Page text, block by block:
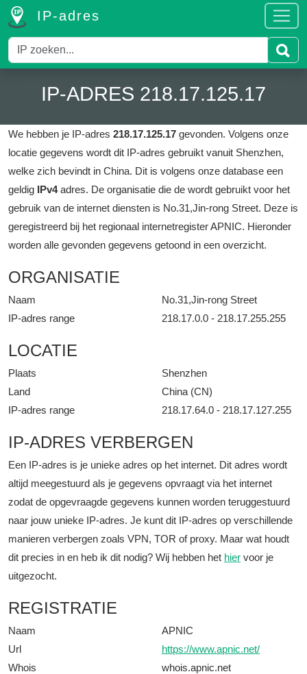
IP-adres
IP-ADRES 218.17.125.17
We hebben je IP-adres 218.17.125.17 gevonden. Volgens onze
locatie gegevens wordt dit IP-adres gebruikt vanuit Shenzhen,
welke zich bevindt in China. Dit is volgens onze database een
geldig IPv4adres. De organisatie die de wordt gebruikt voor het
gebruik van de internet diensten is No.31,Jin-rong Street. Deze is
geregistreerd bij het regionaal internetregister APNIC. Hieronder
worden alle gevonden gegevens getoond in een overzicht.
ORGANISATIE
Naam
No.31,Jin-rong Street
IP-adres range
218.17.0.0 - 218.17.255.255
LOCATIE
Plaats
Shenzhen
Land
China (CN)
IP-adres range
218.17.64.0 - 218.17.127.255
IP-ADRES VERBERGEN
Een IP-adres is je unieke adres op het internet. Dit adres wordt
altijd meegestuurd als je gegevens opvraagt via het internet
zodat de opgevraagde gegevens kunnen worden teruggestuurd
naar jouw unieke IP-adres. Je kunt dit IP-adres op verschillende
manieren verbergen zoals VPN, TOR of proxy. Maar wat houdt
dit precies in en heb ik dit nodig? Wij hebben het hier voor je
uitgezocht.
REGISTRATIE
Naam
APNIC
Url
https://www.apnic.net/
Whois
whois.apnic.net